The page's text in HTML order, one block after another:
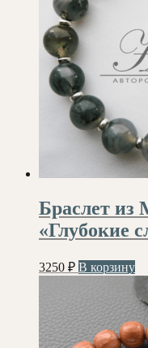
Браслет из
«Глубокие
3250 ₽ В корзину